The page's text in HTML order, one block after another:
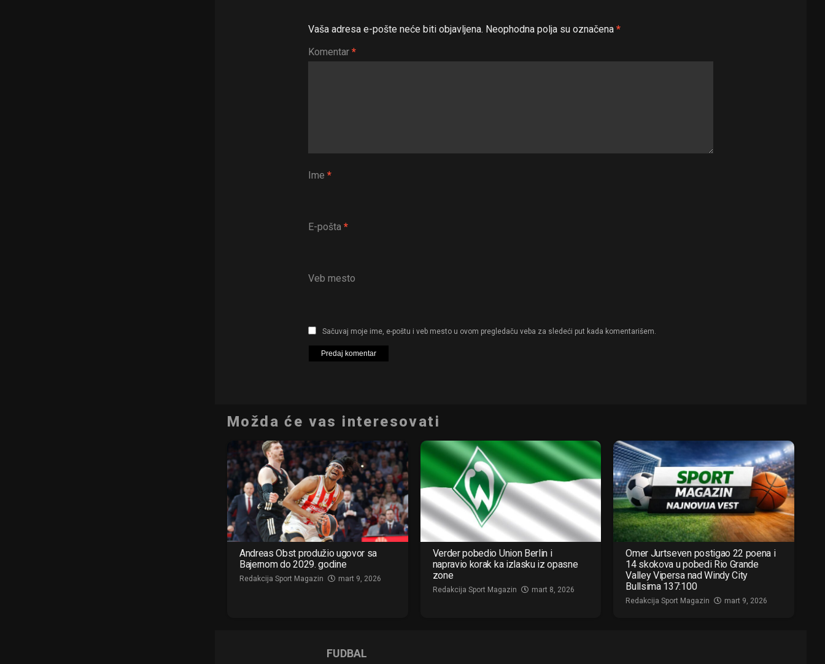
Vaša adresa e-pošte neće biti objavljena. Neophodna polja su označena *
Komentar *
Ime *
E-pošta *
Veb mesto
Sačuvaj moje ime, e-poštu i veb mesto u ovom pregledaču veba za sledeći put kada komentarišem.
Možda će vas interesovati
Andreas Obst produžio ugovor sa
Bajernom do 2029. godine
Redakcija Sport Magazin mart 9, 2026
Verder pobedio Union Berlin i
napravio korak ka izlasku iz opasne
zone
Redakcija Sport Magazin mart 8, 2026
Omer Jurtseven postigao 22 poena i
14 skokova u pobedi Rio Grande
Valley Vipersa nad Windy City
Bullsima 137:100
Redakcija Sport Magazin mart 9, 2026
FUDBAL